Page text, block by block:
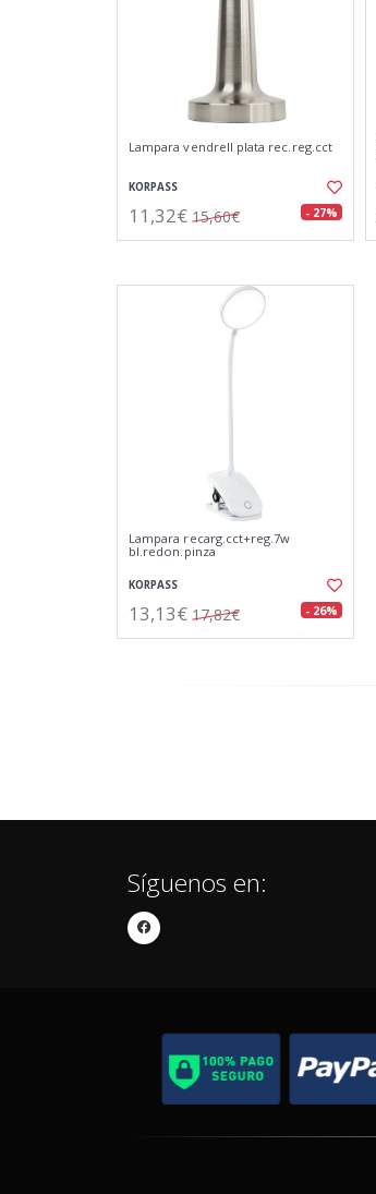
Lampara vendrell plata rec.reg.cct
KORPASS
11,32€ 15,60€ - 27%
Lampara recarg.cct+reg.7w
bl.redon.pinza
KORPASS
13,13€ 17,82€ - 26%
Síguenos en: